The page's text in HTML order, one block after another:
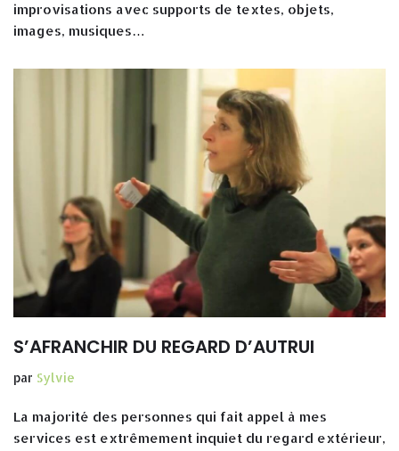
improvisations avec supports de textes, objets,
images, musiques…
S’AFRANCHIR DU REGARD D’AUTRUI
par Sylvie
La majorité des personnes qui fait appel à mes
services est extrêmement inquiet du regard extérieur,